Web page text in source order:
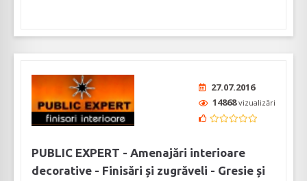
27.07.2016
14868vizualizări
PUBLIC EXPERT - Amenajări interioare
decorative - Finisări și zugrăveli - Gresie și